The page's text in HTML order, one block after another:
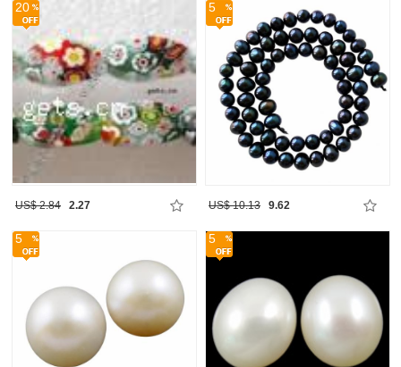
20
US$ 2.84 2.27
5
US$ 10.13 9.62
5 5